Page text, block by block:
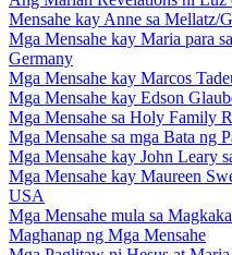
Mensahe kay Anne sa Mellatz/
Mga Mensahe kay Maria para
Germany
Mga Mensahe kay Marcos
Mga Mensahe kay Edson
Mga Mensahe sa Holy Family
Mga Mensahe sa mga Bata ng
Mga Mensahe kay John Leary
Mga Mensahe kay Maureen
USA
Mga Mensahe mula sa
Maghanap ng Mga Mensahe